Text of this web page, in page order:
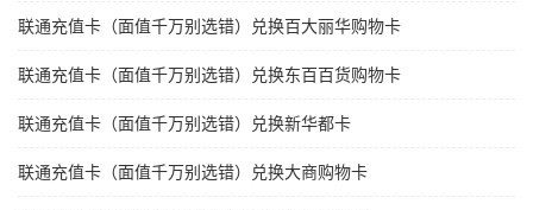
联通充值卡（面值千万别选错）兑换百大丽华购物卡
联通充值卡（面值千万别选错）兑换东百百货购物卡
联通充值卡（面值千万别选错）兑换新华都卡
联通充值卡（面值千万别选错）兑换大商购物卡